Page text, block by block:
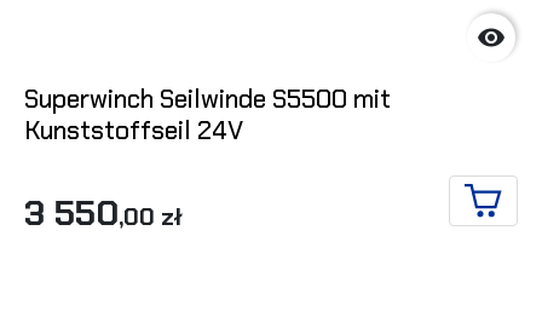

Superwinch Seilwinde S5500 mit
Kunststoffseil 24V
3 550,00 zł IN